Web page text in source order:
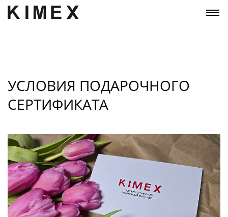
УСЛОВИЯ ПОДАРОЧНОГО
СЕРТИФИКАТА